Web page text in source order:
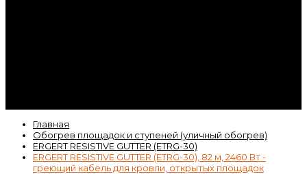
Главная
Обогрев площадок и ступеней (уличный обогрев)
ERGERT RESISTIVE GUTTER (ETRG-30)
ERGERT RESISTIVE GUTTER (ETRG-30), 82 м, 2460 Вт -
греющий кабель для кровли, открытых площадок